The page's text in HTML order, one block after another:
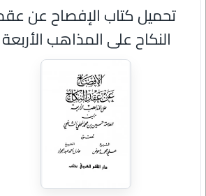
تحميل كتاب الإفصاح عن
النكاح على المذاهب الأربعة